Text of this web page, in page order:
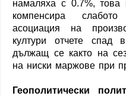
намаляха с 0.7%,
компенсира
асоциация на
култури отчете спад
дължащ се както на
на ниски маржове при
Геополитически